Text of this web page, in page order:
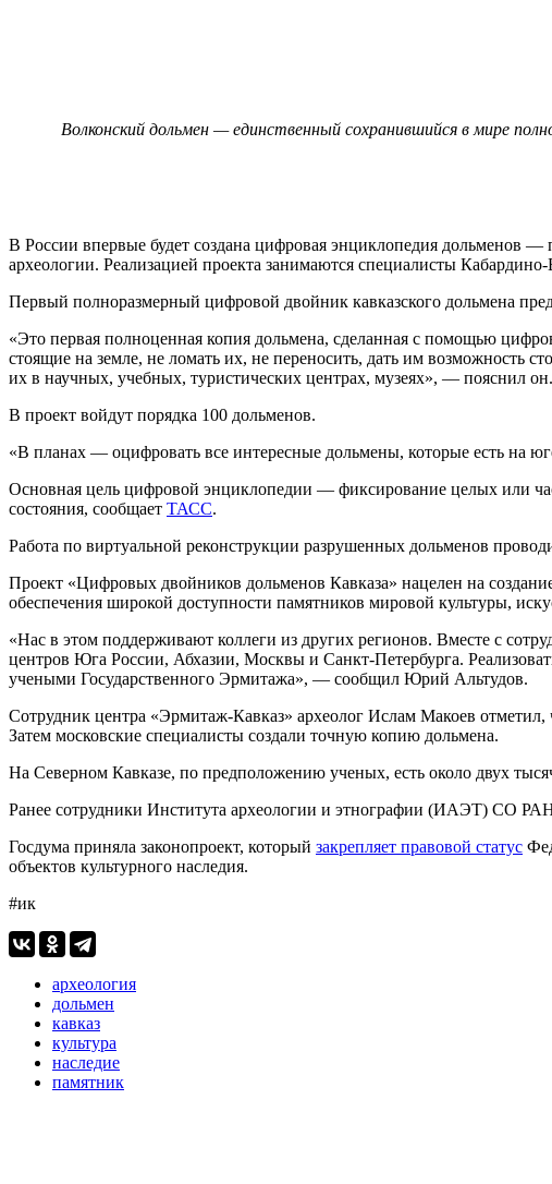
Волконский дольмен — единственный сохранившийся в мире
В России впервые будет создана цифровая энциклопедия дольменов
археологии. Реализацией проекта занимаются специалисты
Первый полноразмерный цифровой двойник кавказского дольмена
«Это первая полноценная копия дольмена, сделанная с помощью
стоящие на земле, не ломать их, не переносить, дать им возможность
их в научных, учебных, туристических центрах, музеях», — пояснил он.
В проект войдут порядка 100 дольменов.
«В планах — оцифровать все интересные дольмены, которые есть на
Основная цель цифровой энциклопедии — фиксирование целых или
состояния, сообщает ТАСС.
Работа по виртуальной реконструкции разрушенных дольменов
Проект «Цифровых двойников дольменов Кавказа» нацелен на
обеспечения широкой доступности памятников мировой культуры,
«Нас в этом поддерживают коллеги из других регионов. Вместе с
центров Юга России, Абхазии, Москвы и Санкт-Петербурга.
учеными Государственного Эрмитажа», — сообщил Юрий Альтудов.
Сотрудник центра «Эрмитаж-Кавказ» археолог Ислам Макоев
Затем московские специалисты создали точную копию дольмена.
На Северном Кавказе, по предположению ученых, есть около двух
Ранее сотрудники Института археологии и этнографии (ИАЭТ) СО
Госдума приняла законопроект, который закрепляет правовой статус
объектов культурного наследия.
#ик
археология
дольмен
кавказ
культура
наследие
памятник